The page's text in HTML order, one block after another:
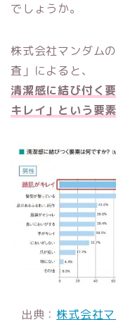
でしょうか。
株式会社マンダム
査」によると、
清潔感に結び付く
キレイ」という要素
出典：株式会社